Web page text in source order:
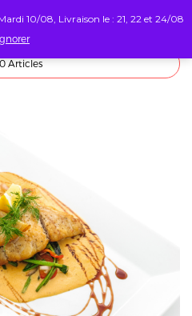
0 Articles
10/08, Livraison le : 21, 22 et 24/08